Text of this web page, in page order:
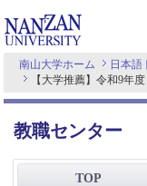
南山大学ホーム 日本語
【大学推薦】令和9年
教職センター
TOP